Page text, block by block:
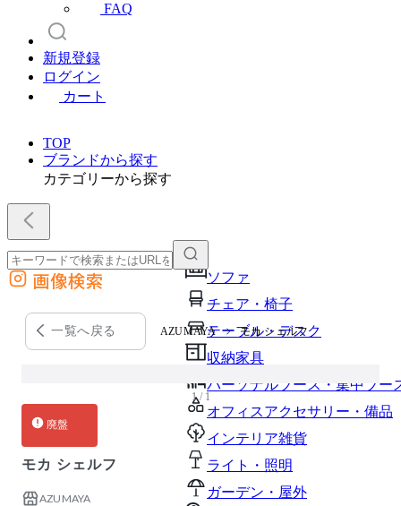
FAQ
新規登録
ログイン
カート
TOP
ブランドから探す
カテゴリーから探す
ソファ
チェア・椅子
テーブル・デスク
収納家具
パーソナルブース・集中ブー
オフィスアクセサリー・備品
インテリア雑貨
ライト・照明
ガーデン・屋外
外部サイトの商品をカートに追加
他のサイトで見つけた商品ページのURLを貼り付けて、カートに追加できます
画像検索
一覧へ戻る AZUMAYA モカ シェルフ
1 / 1
廃盤
モカ シェルフ
AZUMAYA